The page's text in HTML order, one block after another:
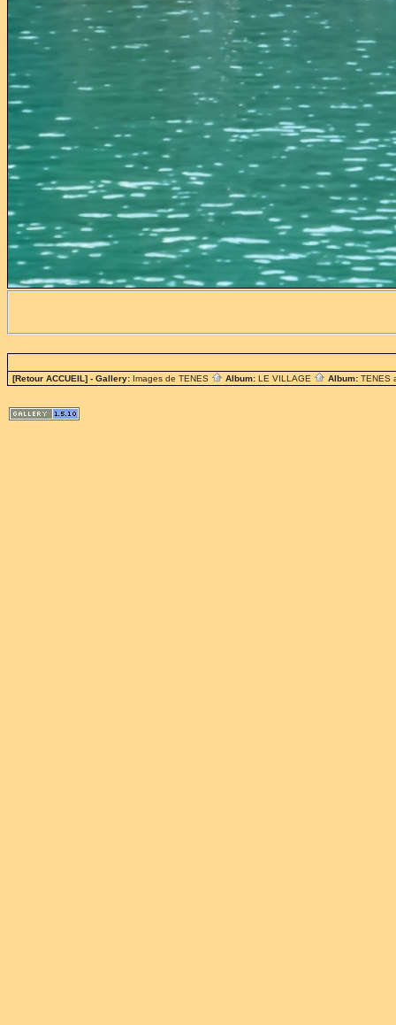
[Retour ACCUEIL] - Gallery: Images de TENES Album: LE VILLAGE Album: TENES